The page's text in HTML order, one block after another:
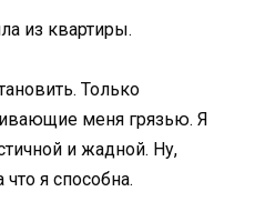
из квартиры.
Только
меня грязью. Я
и жадной. Ну,
я способна.